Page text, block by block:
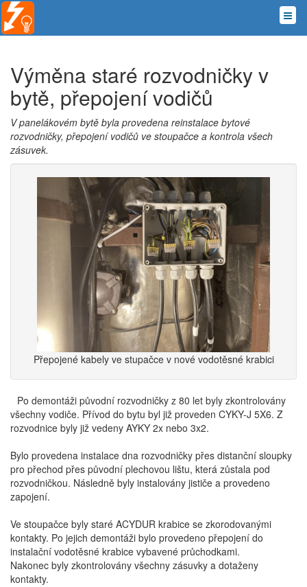
Výměna staré rozvodničky v
bytě, přepojení vodičů
V panelákovém bytě byla provedena reinstalace bytové
rozvodničky, přepojení vodičů ve stoupačce a kontrola všech
zásuvek.
Přepojené kabely ve stupačce v nové vodotěsné krabici
Po demontáži původní rozvodničky z 80 let byly zkontrolovány
všechny vodiče. Přívod do bytu byl již proveden CYKY-J 5X6. Z
rozvodnice byly již vedeny AYKY 2x nebo 3x2.
Bylo provedena instalace dna rozvodničky přes distanční sloupky
pro přechod přes původní plechovou lištu, která zůstala pod
rozvodničkou. Následně byly instalovány jističe a provedeno
zapojení.
Ve stoupačce byly staré ACYDUR krabice se zkorodovanými
kontakty. Po jejich demontáži bylo provedeno přepojení do
instalační vodotěsné krabice vybavené průchodkami.
Nakonec byly zkontrolovány všechny zásuvky a dotaženy
kontakty.